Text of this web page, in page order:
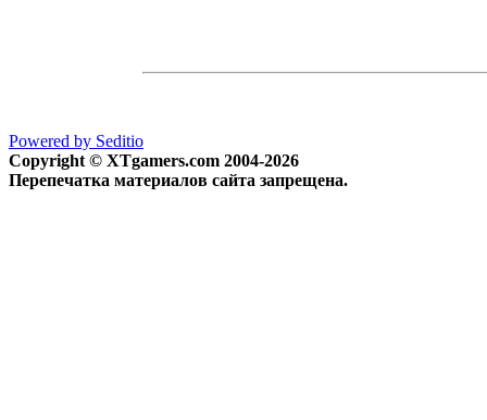
Powered by Seditio
Copyright © XTgamers.com 2004-2026
Перепечатка материалов сайта запрещена.